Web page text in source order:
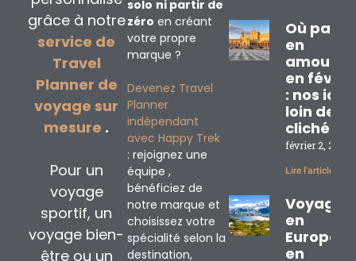
grâce à notre
service de
Travel
Planner de
voyage sur
mesure .
Pour un
voyage
sportif, un
voyage bien-
être ou un
solo ni partir de
zéro en créant
votre propre
marque ?
Devenez Travel
Planner
indépendant
avec Happy Trek
: rejoignez une
équipe ,
bénéficiez de
notre marque et
choisissez votre
spécialité selon la
destination,
Où partir
en
en
: nos
loin des
clichés
février 2, 2026
Lire l'article »
Voyage
en
Europe
en